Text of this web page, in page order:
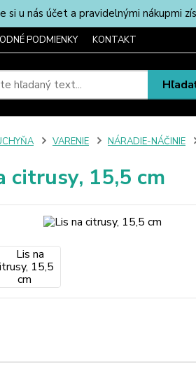
si u nás účet a pravidelnými nákupmi
PODMIENKY KONTAKT
VARENIE NÁRADIE-NÁČINIE
citrusy, 15,5 cm